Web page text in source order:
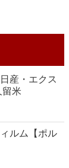
産・エクス
留米
ルム【ポル